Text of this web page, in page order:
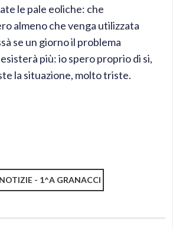
le pale eoliche: che
almeno che venga utilizzata
se un giorno il problema
più: io spero proprio di si,
la situazione, molto triste.
- 1^A GRANACCI